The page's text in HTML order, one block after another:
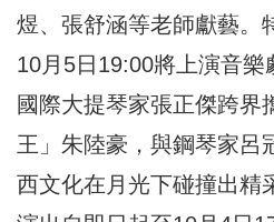
煜、張舒涵等老師獻藝。
10月5日19:00將上演音樂
國際大提琴家張正傑跨界
王」朱陸豪，與鋼琴家呂
西文化在月光下碰撞出精